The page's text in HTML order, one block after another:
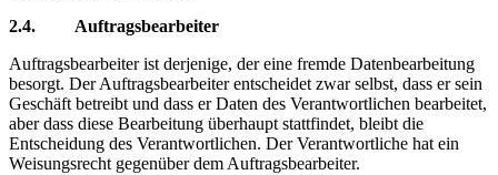
2.4. Auftragsbearbeiter
Auftragsbearbeiter ist derjenige, der eine fremde Datenbearbeitung
besorgt. Der Auftragsbearbeiter entscheidet zwar selbst, dass er sein
Geschäft betreibt und dass er Daten des Verantwortlichen bearbeitet,
aber dass diese Bearbeitung überhaupt stattfindet, bleibt die
Entscheidung des Verantwortlichen. Der Verantwortliche hat ein
Weisungsrecht gegenüber dem Auftragsbearbeiter.